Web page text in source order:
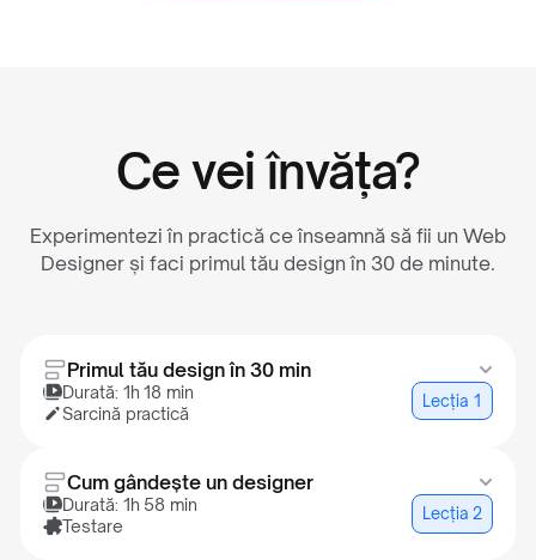
Ce vei învăța?
Experimentezi în practică ce înseamnă să fii un Web
Designer și faci primul tău design în 30 de minute.
Primul tău design în 30 min
Durată: 1h 18 min
Sarcină practică
Lecția 1
Descoperi ce face un Web Designer, înveți bazele
Figma și creezi primul tău design pas cu pas, chiar
dacă pornești de la zero.
Cum gândește un designer
Durată: 1h 58 min
Testare
Lecția 2